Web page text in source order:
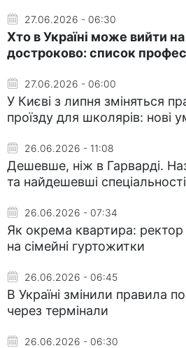
27.06.2026 - 06:30
Хто в Україні може вийти
достроково: список
27.06.2026 - 06:00
У Києві з липня зміняться
проїзду для школярів: нові
26.06.2026 - 11:08
Дешевше, ніж в Гарварді.
та найдешевші
26.06.2026 - 07:34
Як окрема квартира: ректор
на сімейні гуртожитки
26.06.2026 - 06:45
В Україні змінили правила
через термінали
26.06.2026 - 06:30